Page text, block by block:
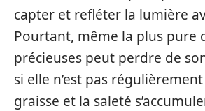
capter et refléter la lumière
Pourtant, même la plus pure
précieuses peut perdre de
si elle n’est pas
graisse et la saleté